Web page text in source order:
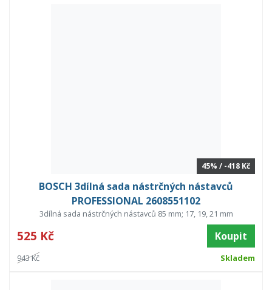
45% / -418 Kč
BOSCH 3dílná sada nástrčných nástavců
PROFESSIONAL 2608551102
3dílná sada nástrčných nástavců 85 mm; 17, 19, 21 mm
525 Kč Koupit
943 Kč Skladem